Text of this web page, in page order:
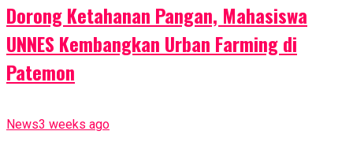
Dorong Ketahanan Pangan, Mahasiswa
UNNES Kembangkan Urban Farming di
Patemon
News3 weeks ago